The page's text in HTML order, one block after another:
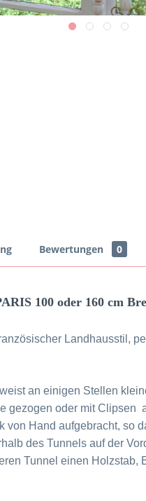
Bewertungen 0
100 oder 160 cm
Landhausstil,
an einigen Stellen
gezogen oder mit Clipsen
von Hand aufgebracht, so
des Tunnels auf der
Tunnel einen